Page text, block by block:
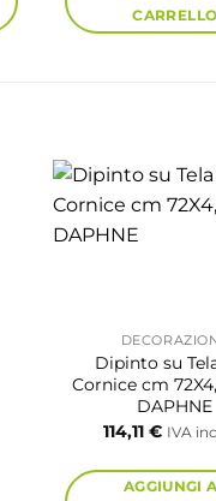
CARRELLO
Dipinto su
Cornice cm
DAPHNE
114,11€ IVA
AGGIUNGI